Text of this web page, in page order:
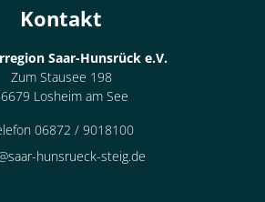
Kontakt
Saar-Hunsrück e.V.
Zum Stausee 198
Losheim am See
06872 / 9018100
hunsrueck-steig.de